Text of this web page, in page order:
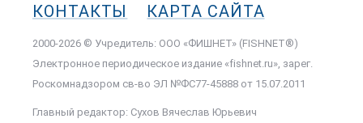
КОНТАКТЫ
КАРТА САЙТА
2000-2026 © Учредитель: ООО «ФИШНЕТ» (FISHNET®)
Электронное периодическое издание «fishnet.ru», зарег.
Роскомнадзором cв-во ЭЛ №ФС77-45888 от 15.07.2011
Главный редактор: Сухов Вячеслав Юрьевич